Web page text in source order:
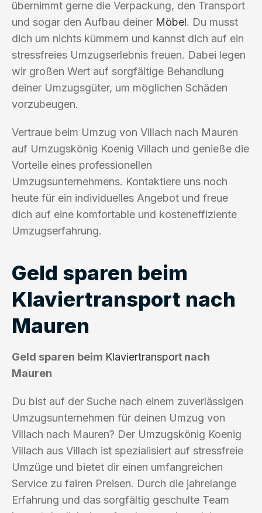
übernimmt gerne die Verpackung, den Transport
und sogar den Aufbau deiner Möbel. Du musst
dich um nichts kümmern und kannst dich auf ein
stressfreies Umzugserlebnis freuen. Dabei legen
wir großen Wert auf sorgfältige Behandlung
deiner Umzugsgüter, um möglichen Schäden
vorzubeugen.
Vertraue beim Umzug von Villach nach Mauren
auf Umzugskönig Koenig Villach und genieße die
Vorteile eines professionellen
Umzugsunternehmens. Kontaktiere uns noch
heute für ein individuelles Angebot und freue
dich auf eine komfortable und kosteneffiziente
Umzugserfahrung.
Geld sparen beim
Klaviertransport nach
Mauren
Geld sparen beim Klaviertransport nach
Mauren
Du bist auf der Suche nach einem zuverlässigen
Umzugsunternehmen für deinen Umzug von
Villach nach Mauren? Der Umzugskönig Koenig
Villach aus Villach ist spezialisiert auf stressfreie
Umzüge und bietet dir einen umfangreichen
Service zu fairen Preisen. Durch die jahrelange
Erfahrung und das sorgfältig geschulte Team